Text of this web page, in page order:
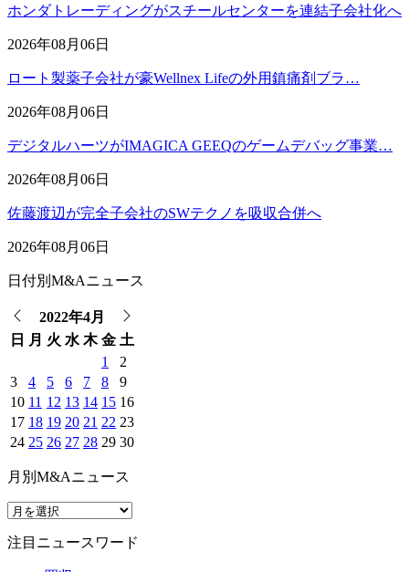
ホンダトレーディングがスチールセンターを連結子会社化へ
2026年08月06日
ロート製薬子会社が豪Wellnex Lifeの外用鎮痛剤ブラ…
2026年08月06日
デジタルハーツがIMAGICA GEEQのゲームデバッグ事業…
2026年08月06日
佐藤渡辺が完全子会社のSWテクノを吸収合併へ
2026年08月06日
日付別M&Aニュース
2022年4月
日
月 火 水 木 金 土
1
2
3
4 5 6 7 8
9
10 11 12 13 14 15 16
17 18 19 20 21 22 23
24 25 26 27 28 29 30
月別M&Aニュース
注目ニュースワード